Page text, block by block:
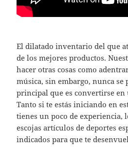
El dilatado inventario del que
de los mejores productos.
hacer otras cosas como
música, sin embargo, nunca
principal que es convertirse en
Tanto si te estás iniciando en
tienes un poco de experiencia,
escojas artículos de deportes
indicados para que te